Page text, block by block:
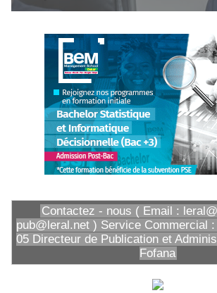
Contactez - nous ( Email :
pub@leral.net ) Service Commercial
05 Directeur de Publication et
Fofana